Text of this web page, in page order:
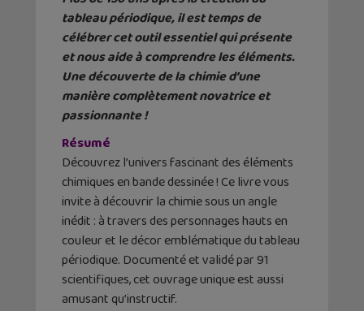
tableau périodique, il est temps de
célébrer cet outil essentiel qui présente
et nous aide à comprendre les éléments.
Une découverte de la chimie d’une
manière complètement novatrice et
passionnante !
Résumé
Découvrez l’univers fascinant des éléments
chimiques en bande dessinée ! Ce livre vous
invite à découvrir la chimie sous un angle
inédit : à travers des personnages hauts en
couleur et le décor emblématique du tableau
périodique. Documenté et validé par 91
scientifiques, cet ouvrage unique est aussi
amusant qu’instructif.